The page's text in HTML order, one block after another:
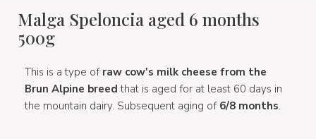
Malga Speloncia aged 6 months
500g
This is a type of raw cow's milk cheese from the
Brun Alpine breed that is aged for at least 60 days in
the mountain dairy. Subsequent aging of 6/8 months.